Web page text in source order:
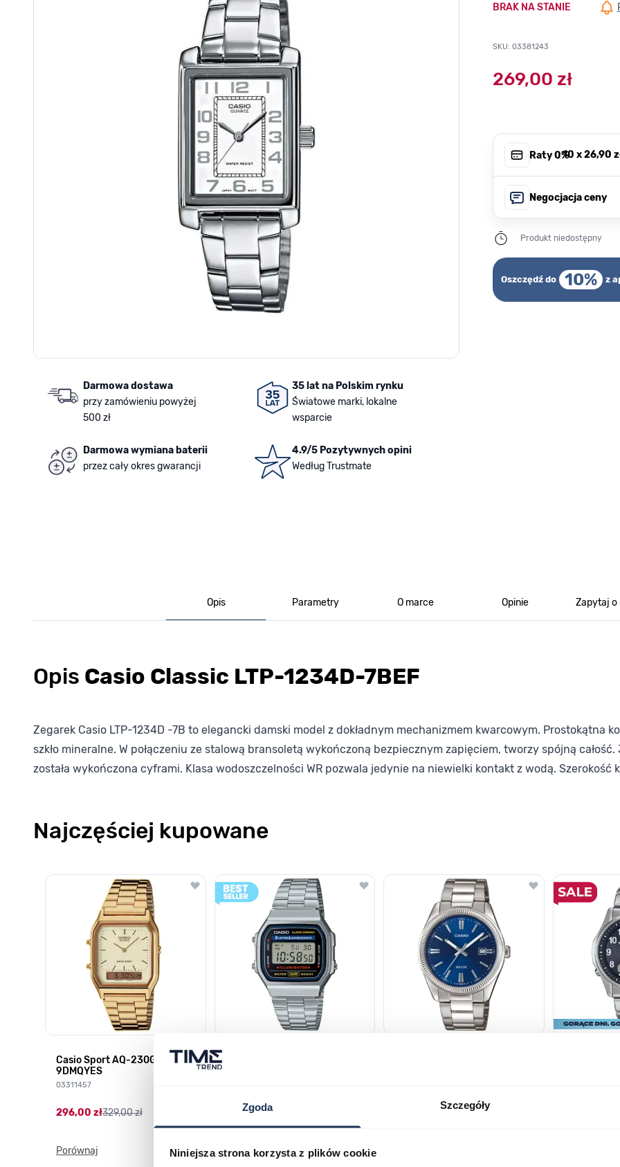
Zgoda Szczegóły
Niniejsza strona korzysta z plików cookie
Darmowa dostawa
przy zamówieniu powyżej
500 zł
35 lat na Polskim rynku
Światowe marki, lokalne
wsparcie
Darmowa wymiana baterii
przez cały okres gwarancji
4.9/5 Pozytywnych opini
Według Trustmate
BRAK NA STANIE
SKU: 03381243
269,00 zł
Raty 0%, 10 x26,90
Negocjacja ceny
Produkt niedostępny
Oszczędź do 10% z
Opis Parametry O marce Opinie Zapytaj o
Opis Casio Classic LTP-1234D-7BEF
Zegarek Casio LTP-1234D -7B to elegancki damski model z dokładnym mechanizmem kwarcowym. Prostokątna
szkło mineralne. W połączeniu ze stalową bransoletą wykończoną bezpiecznym zapięciem, tworzy spójną
została wykończona cyframi. Klasa wodoszczelności WR pozwala jedynie na niewielki kontakt z wodą. Szerokość
Najczęściej kupowane
Poruszanie się po elementach karuzeli jest możliwe za pomocą klawisza tabulacji. Możesz pominąć karuzelę lub przejść
Naciśnij, aby pominąć karuzelę
Naciśnij, aby przejść do nawigacji karuzeli
Casio Sport AQ-230GA-
9DMQYES
03311457
296,00 zł329,00 zł
Porównaj
179,00 zł
Porównaj
299,00 zł